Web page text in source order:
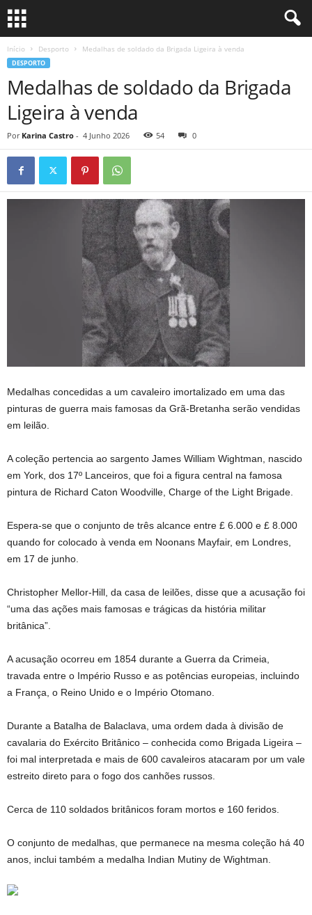
Início Desporto Medalhas de soldado da Brigada Ligeira à venda
DESPORTO
Medalhas de soldado da Brigada
Ligeira à venda
Por Karina Castro - 4 Junho 2026 54 0
Medalhas concedidas a um cavaleiro imortalizado em uma das
pinturas de guerra mais famosas da Grã-Bretanha serão vendidas
em leilão.
A coleção pertencia ao sargento James William Wightman, nascido
em York, dos 17º Lanceiros, que foi a figura central na famosa
pintura de Richard Caton Woodville, Charge of the Light Brigade.
Espera-se que o conjunto de três alcance entre £ 6.000 e £ 8.000
quando for colocado à venda em Noonans Mayfair, em Londres,
em 17 de junho.
Christopher Mellor-Hill, da casa de leilões, disse que a acusação foi
“uma das ações mais famosas e trágicas da história militar
britânica”.
A acusação ocorreu em 1854 durante a Guerra da Crimeia,
travada entre o Império Russo e as potências europeias, incluindo
a França, o Reino Unido e o Império Otomano.
Durante a Batalha de Balaclava, uma ordem dada à divisão de
cavalaria do Exército Britânico – conhecida como Brigada Ligeira –
foi mal interpretada e mais de 600 cavaleiros atacaram por um vale
estreito direto para o fogo dos canhões russos.
Cerca de 110 soldados britânicos foram mortos e 160 feridos.
O conjunto de medalhas, que permanece na mesma coleção há 40
anos, inclui também a medalha Indian Mutiny de Wightman.